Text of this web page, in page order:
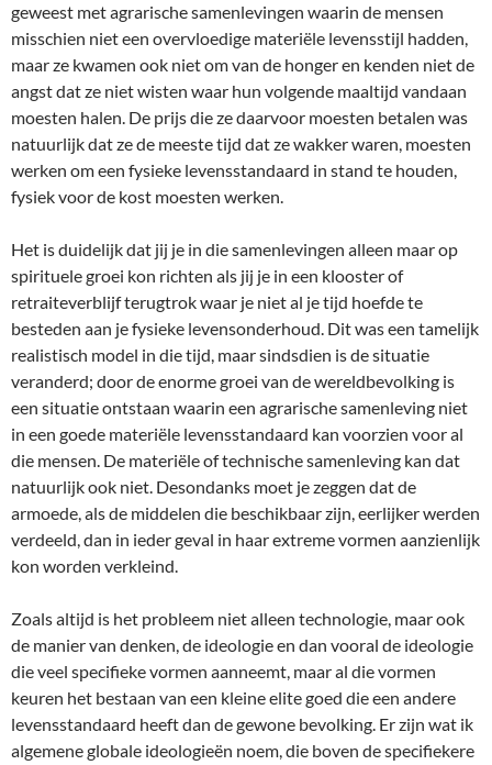
geweest met agrarische samenlevingen waarin de mensen
misschien niet een overvloedige materiële levensstijl hadden,
maar ze kwamen ook niet om van de honger en kenden niet de
angst dat ze niet wisten waar hun volgende maaltijd vandaan
moesten halen. De prijs die ze daarvoor moesten betalen was
natuurlijk dat ze de meeste tijd dat ze wakker waren, moesten
werken om een fysieke levensstandaard in stand te houden,
fysiek voor de kost moesten werken.
Het is duidelijk dat jij je in die samenlevingen alleen maar op
spirituele groei kon richten als jij je in een klooster of
retraiteverblijf terugtrok waar je niet al je tijd hoefde te
besteden aan je fysieke levensonderhoud. Dit was een tamelijk
realistisch model in die tijd, maar sindsdien is de situatie
veranderd; door de enorme groei van de wereldbevolking is
een situatie ontstaan waarin een agrarische samenleving niet
in een goede materiële levensstandaard kan voorzien voor al
die mensen. De materiële of technische samenleving kan dat
natuurlijk ook niet. Desondanks moet je zeggen dat de
armoede, als de middelen die beschikbaar zijn, eerlijker werden
verdeeld, dan in ieder geval in haar extreme vormen aanzienlijk
kon worden verkleind.
Zoals altijd is het probleem niet alleen technologie, maar ook
de manier van denken, de ideologie en dan vooral de ideologie
die veel specifieke vormen aanneemt, maar al die vormen
keuren het bestaan van een kleine elite goed die een andere
levensstandaard heeft dan de gewone bevolking. Er zijn wat ik
algemene globale ideologieën noem, die boven de specifiekere